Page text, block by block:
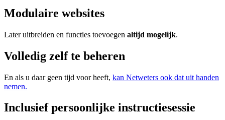
Modulaire websites
Later uitbreiden en functies toevoegen altijd mogelijk.
Volledig zelf te beheren
En als u daar geen tijd voor heeft, kan Netweters ook dat uit handen
nemen.
Inclusief persoonlijke instructiesessie